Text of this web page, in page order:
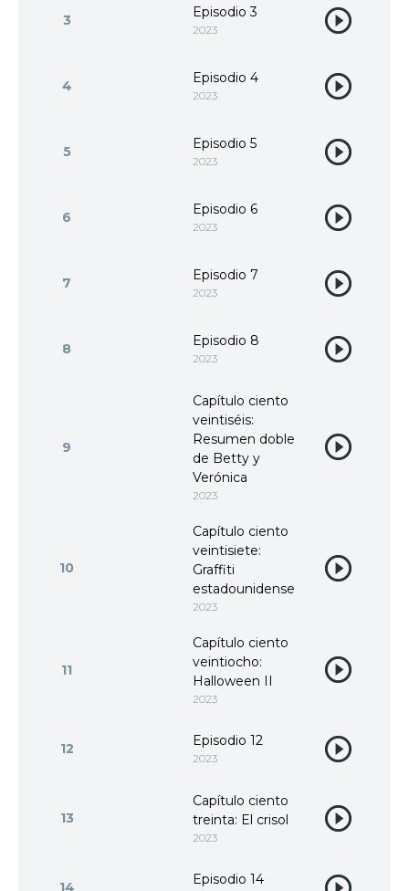
3 Episodio 3
2023
4 Episodio 4
2023
5 Episodio 5
2023
6 Episodio 6
2023
7 Episodio 7
2023
8 Episodio 8
2023
9
Capítulo ciento
veintiséis:
Resumen doble
de Betty y
Verónica
2023
10
Capítulo ciento
veintisiete:
Graffiti
estadounidense
2023
11
Capítulo ciento
veintiocho:
Halloween II
2023
12 Episodio 12
2023
13
Capítulo ciento
treinta: El crisol
2023
14 Episodio 14